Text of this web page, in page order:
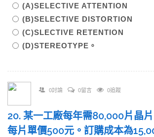
(A)SELECTIVE ATTENTION
(B)SELECTIVE DISTORTION
(C)SLECTIVE RETENTION
(D)STEREOTYPE。
0討論 0留言 0追蹤
20. 某一工廠每年需80,000片晶片
每片單價500元。訂購成本為